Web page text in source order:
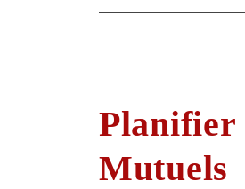
Planifier
Mutuels